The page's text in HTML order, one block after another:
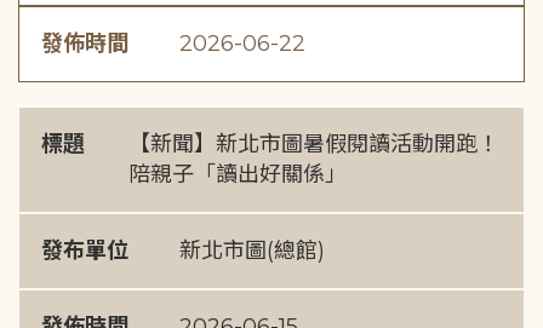
發佈時間 2026-06-22
標題
【新聞】新北市圖暑假閱讀活動開跑！
陪親子「讀出好關係」
發布單位 新北市圖(總館)